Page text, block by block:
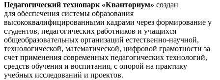
Педагогический технопарк «Кванториум» создан
для обеспечения системы образования
высококвалифицированными кадрами через формирование у
студентов, педагогических работников и учащихся
общеобразовательных организаций естественно-научной,
технологической, математической, цифровой грамотности за
счет применения современных педагогических технологий,
средств обучения и воспитания, с опорой на практику
учебных исследований и проектов.